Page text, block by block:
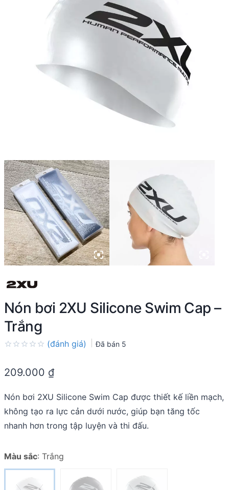
Nón bơi 2XU Silicone Swim Cap –
Trắng
out
(đánh giá) Đã bán 5
209.000 ₫
Nón bơi 2XU Silicone Swim Cap được thiết kế liền mạch,
không tạo ra lực cản dưới nước, giúp bạn tăng tốc
nhanh hơn trong tập luyện và thi đấu.
Màu sắc: Trắng